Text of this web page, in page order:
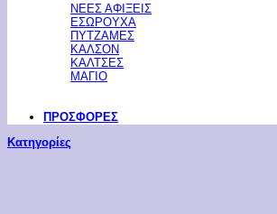
ΝΕΕΣ ΑΦΙΞΕΙΣ
ΕΣΩΡΟΥΧΑ
ΠΥΤΖΑΜΕΣ
ΚΑΛΣΟΝ
ΚΑΛΤΣΕΣ
ΜΑΓΙΟ
ΠΡΟΣΦΟΡΕΣ
Κατηγορίες